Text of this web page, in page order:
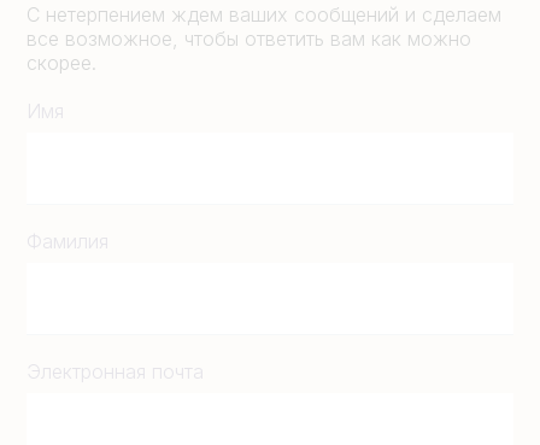
С нетерпением ждем ваших сообщений и сделаем
все возможное, чтобы ответить вам как можно
скорее.
Имя
Фамилия
Электронная почта